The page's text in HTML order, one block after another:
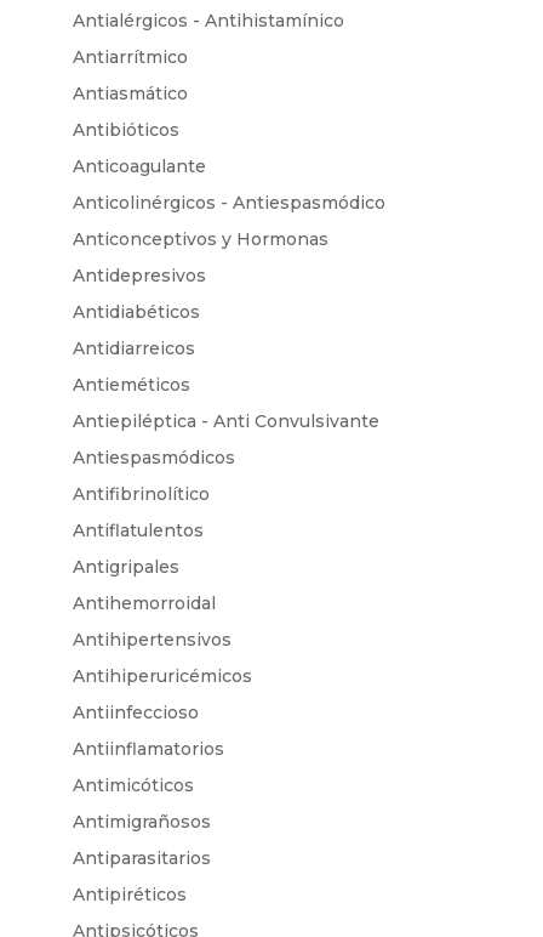
Antialérgicos - Antihistamínico
Antiarrítmico
Antiasmático
Antibióticos
Anticoagulante
Anticolinérgicos - Antiespasmódico
Anticonceptivos y Hormonas
Antidepresivos
Antidiabéticos
Antidiarreicos
Antieméticos
Antiepiléptica - Anti Convulsivante
Antiespasmódicos
Antifibrinolítico
Antiflatulentos
Antigripales
Antihemorroidal
Antihipertensivos
Antihiperuricémicos
Antiinfeccioso
Antiinflamatorios
Antimicóticos
Antimigrañosos
Antiparasitarios
Antipiréticos
Antipsicóticos